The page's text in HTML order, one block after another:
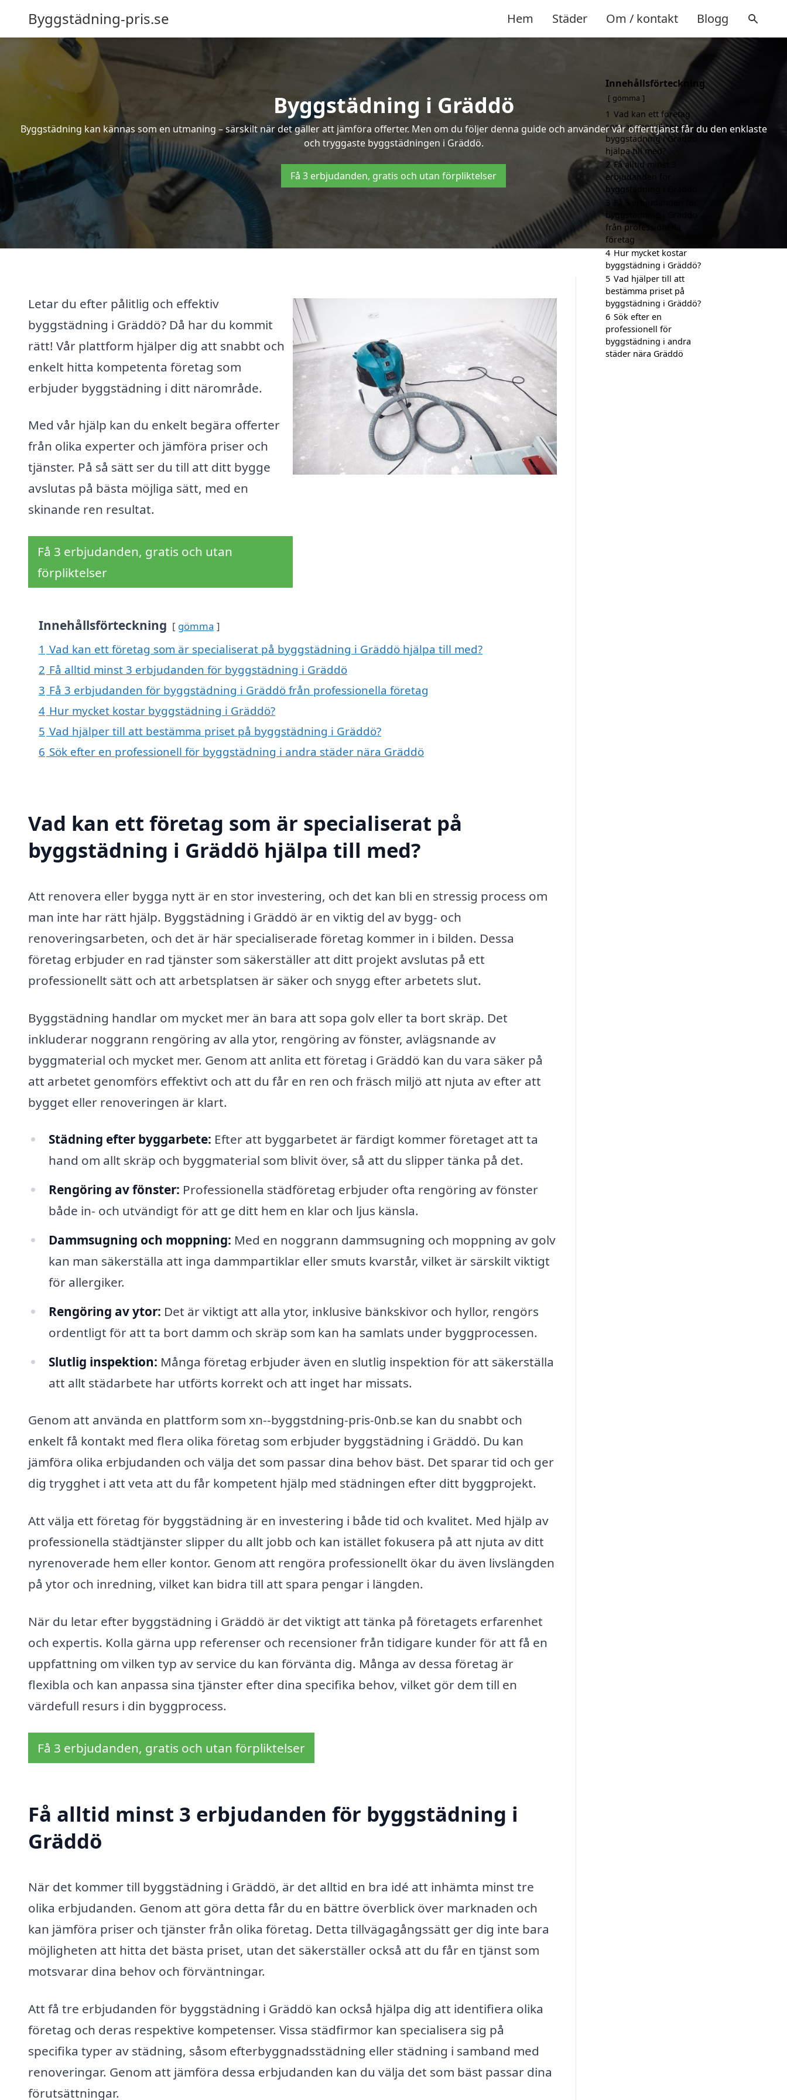
Byggstädning-pris.se Hem Städer Om / kontakt Blogg
Byggstädning i Gräddö
Byggstädning kan kännas som en utmaning – särskilt när det gäller att jämföra offerter. Men om du följer denna guide och använder vår offerttjänst får du den enklaste
och tryggaste byggstädningen i Gräddö.
Få 3 erbjudanden, gratis och utan förpliktelser
Letar du efter pålitlig och effektiv
byggstädning i Gräddö? Då har du kommit
rätt! Vår plattform hjälper dig att snabbt och
enkelt hitta kompetenta företag som
erbjuder byggstädning i ditt närområde.
Med vår hjälp kan du enkelt begära offerter
från olika experter och jämföra priser och
tjänster. På så sätt ser du till att ditt bygge
avslutas på bästa möjliga sätt, med en
skinande ren resultat.
Få 3 erbjudanden, gratis och utan
förpliktelser
Innehållsförteckning gömma
1 Vad kan ett företag som är specialiserat på byggstädning i Gräddö hjälpa till med?
2 Få alltid minst 3 erbjudanden för byggstädning i Gräddö
3 Få 3 erbjudanden för byggstädning i Gräddö från professionella företag
4 Hur mycket kostar byggstädning i Gräddö?
5 Vad hjälper till att bestämma priset på byggstädning i Gräddö?
6 Sök efter en professionell för byggstädning i andra städer nära Gräddö
Vad kan ett företag som är specialiserat på
byggstädning i Gräddö hjälpa till med?
Att renovera eller bygga nytt är en stor investering, och det kan bli en stressig process om
man inte har rätt hjälp. Byggstädning i Gräddö är en viktig del av bygg- och
renoveringsarbeten, och det är här specialiserade företag kommer in i bilden. Dessa
företag erbjuder en rad tjänster som säkerställer att ditt projekt avslutas på ett
professionellt sätt och att arbetsplatsen är säker och snygg efter arbetets slut.
Byggstädning handlar om mycket mer än bara att sopa golv eller ta bort skräp. Det
inkluderar noggrann rengöring av alla ytor, rengöring av fönster, avlägsnande av
byggmaterial och mycket mer. Genom att anlita ett företag i Gräddö kan du vara säker på
att arbetet genomförs effektivt och att du får en ren och fräsch miljö att njuta av efter att
bygget eller renoveringen är klart.
Städning efter byggarbete: Efter att byggarbetet är färdigt kommer företaget att ta
hand om allt skräp och byggmaterial som blivit över, så att du slipper tänka på det.
Rengöring av fönster: Professionella städföretag erbjuder ofta rengöring av fönster
både in- och utvändigt för att ge ditt hem en klar och ljus känsla.
Dammsugning och moppning: Med en noggrann dammsugning och moppning av golv
kan man säkerställa att inga dammpartiklar eller smuts kvarstår, vilket är särskilt viktigt
för allergiker.
Rengöring av ytor: Det är viktigt att alla ytor, inklusive bänkskivor och hyllor, rengörs
ordentligt för att ta bort damm och skräp som kan ha samlats under byggprocessen.
Slutlig inspektion: Många företag erbjuder även en slutlig inspektion för att säkerställa
att allt städarbete har utförts korrekt och att inget har missats.
Genom att använda en plattform som xn--byggstdning-pris-0nb.se kan du snabbt och
enkelt få kontakt med flera olika företag som erbjuder byggstädning i Gräddö. Du kan
jämföra olika erbjudanden och välja det som passar dina behov bäst. Det sparar tid och ger
dig trygghet i att veta att du får kompetent hjälp med städningen efter ditt byggprojekt.
Att välja ett företag för byggstädning är en investering i både tid och kvalitet. Med hjälp av
professionella städtjänster slipper du allt jobb och kan istället fokusera på att njuta av ditt
nyrenoverade hem eller kontor. Genom att rengöra professionellt ökar du även livslängden
på ytor och inredning, vilket kan bidra till att spara pengar i längden.
När du letar efter byggstädning i Gräddö är det viktigt att tänka på företagets erfarenhet
och expertis. Kolla gärna upp referenser och recensioner från tidigare kunder för att få en
uppfattning om vilken typ av service du kan förvänta dig. Många av dessa företag är
flexibla och kan anpassa sina tjänster efter dina specifika behov, vilket gör dem till en
värdefull resurs i din byggprocess.
Få 3 erbjudanden, gratis och utan förpliktelser
Få alltid minst 3 erbjudanden för byggstädning i
Gräddö
När det kommer till byggstädning i Gräddö, är det alltid en bra idé att inhämta minst tre
olika erbjudanden. Genom att göra detta får du en bättre överblick över marknaden och
kan jämföra priser och tjänster från olika företag. Detta tillvägagångssätt ger dig inte bara
möjligheten att hitta det bästa priset, utan det säkerställer också att du får en tjänst som
motsvarar dina behov och förväntningar.
Att få tre erbjudanden för byggstädning i Gräddö kan också hjälpa dig att identifiera olika
företag och deras respektive kompetenser. Vissa städfirmor kan specialisera sig på
specifika typer av städning, såsom efterbyggnadsstädning eller städning i samband med
renoveringar. Genom att jämföra dessa erbjudanden kan du välja det som bäst passar dina
förutsättningar.
Innehållsförteckning
gömma
1 Vad kan ett företag
som är specialiserat på
byggstädning i Gräddö
hjälpa till med?
2 Få alltid minst 3
erbjudanden för
byggstädning i Gräddö
3
Få 3 erbjudanden för
byggstädning i Gräddö
från professionella
företag
4 Hur mycket kostar
byggstädning i Gräddö?
5 Vad hjälper till att
bestämma priset på
byggstädning i Gräddö?
6 Sök efter en
professionell för
byggstädning i andra
städer nära Gräddö